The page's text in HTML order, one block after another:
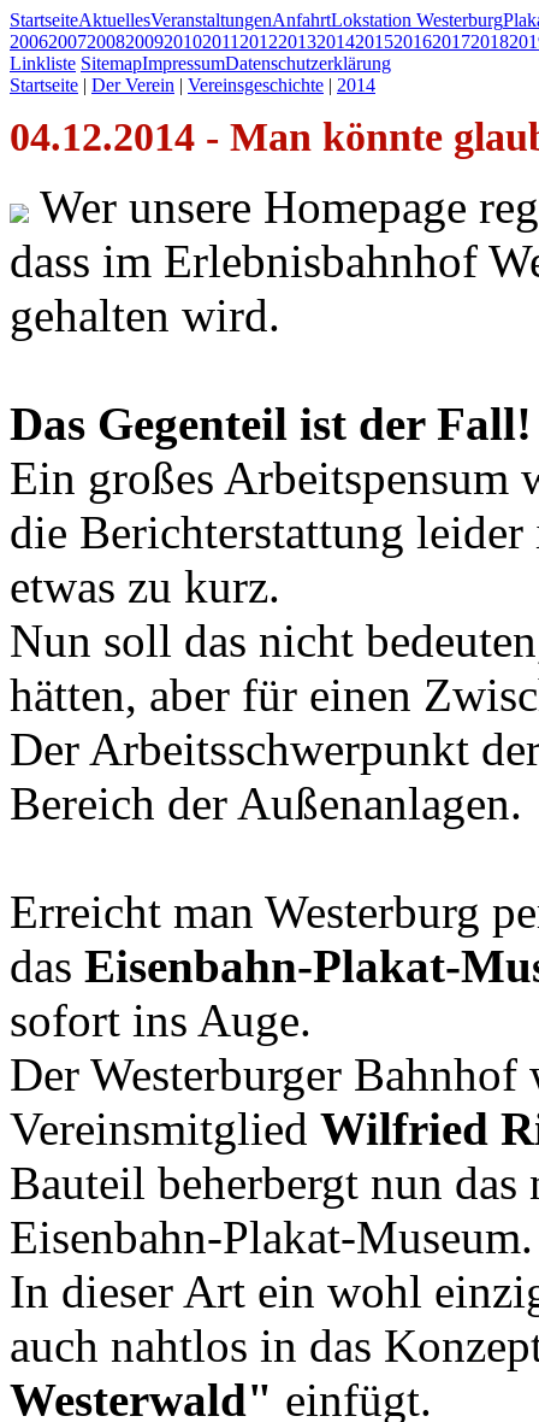
StartseiteAktuellesVeranstaltungenAnfahrtLokstation Westerburg
200620072008200920102011 2012201320142015201620172018
Linkliste SitemapImpressumDatenschutzerklärung
Startseite | Der Verein | Vereinsgeschichte | 2014
04.12.2014 - Man könnte
Wer unsere Homepage
dass im Erlebnisbahnhof
gehalten wird.
Das Gegenteil ist der Fall!
Ein großes Arbeitspensum
die Berichterstattung leider
etwas zu kurz.
Nun soll das nicht
hätten, aber für einen
Der Arbeitsschwerpunkt
Bereich der Außenanlagen.
Erreicht man Westerburg
das Eisenbahn-Plakat-
sofort ins Auge.
Der Westerburger
Vereinsmitglied Wilfried
Bauteil beherbergt nun
Eisenbahn-Plakat-Museum.
In dieser Art ein wohl
auch nahtlos in das
Westerwald" einfügt.